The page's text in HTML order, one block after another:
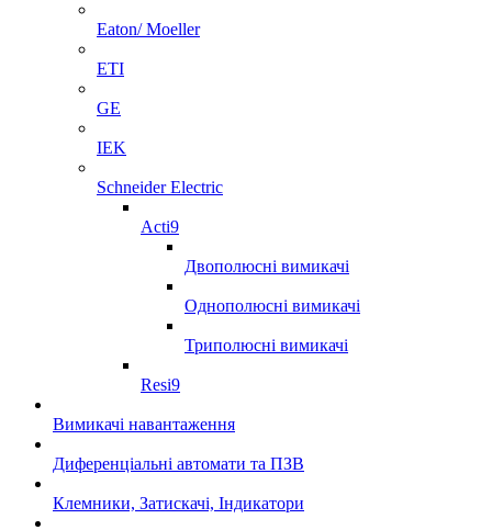
Eaton/ Moeller
ETI
GE
IEK
Schneider Electric
Acti9
Двополюсні вимикачі
Однополюсні вимикачі
Триполюсні вимикачі
Resi9
Вимикачі навантаження
Диференціальні автомати та ПЗВ
Клемники, Затискачі, Індикатори